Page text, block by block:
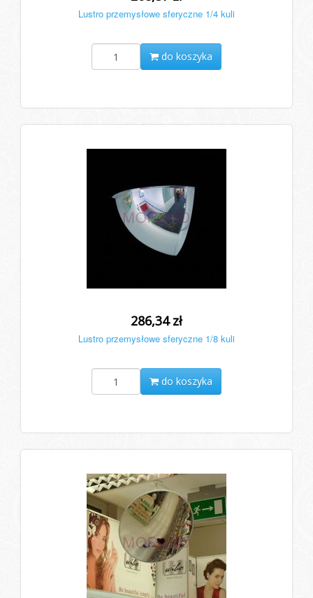
Lustro przemysłowe sferyczne 1/4 kuli
do koszyka
286,34 zł
Lustro przemysłowe sferyczne 1/8 kuli
do koszyka